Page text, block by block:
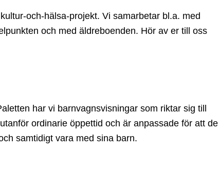
och-hälsa-projekt. Vi samarbetar bl.a. med
och med äldreboenden. Hör av er till oss
har vi barnvagnsvisningar som riktar sig till
ordinarie öppettid och är anpassade för att de
samtidigt vara med sina barn.